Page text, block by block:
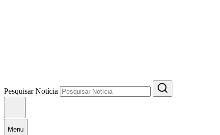
Pesquisar Notícia
Menu